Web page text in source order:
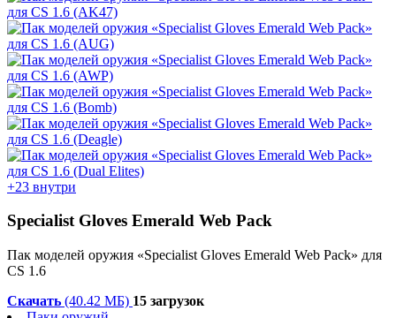
+23 внутри
Specialist Gloves Emerald Web Pack
Пак моделей оружия «Specialist Gloves Emerald Web Pack» для
CS 1.6
Скачать (40.42 МБ) 15 загрузок